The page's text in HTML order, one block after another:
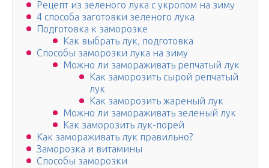
Рецепт из зеленого лука с укропом на зиму
4 способа заготовки зеленого лука
Подготовка к заморозке
Как выбрать лук, подготовка
Способы заморозки лука на зиму
Можно ли замораживать репчатый лук
Как заморозить сырой репчатый
лук
Как заморозить жареный лук
Можно ли замораживать зеленый лук
Как заморозить лук-порей
Как замораживать лук правильно?
Заморозка и витамины
Способы заморозки